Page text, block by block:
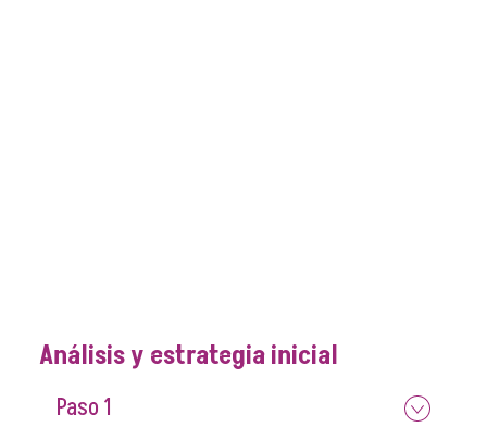
Análisis y estrategia inicial
Paso 1